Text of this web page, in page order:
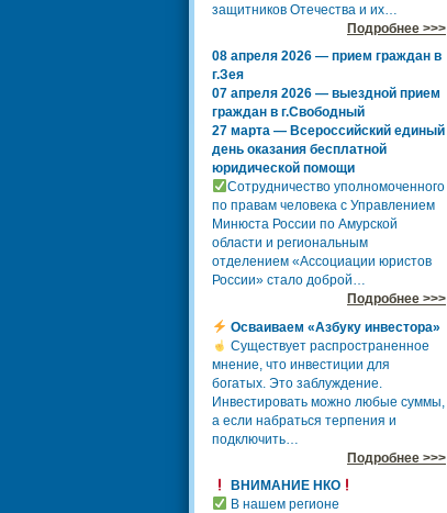
защитников Отечества и их…
Подробнее >>>
08 апреля 2026 — прием граждан в
г.Зея
07 апреля 2026 — выездной прием
граждан в г.Свободный
27 марта — Всероссийский единый
день оказания бесплатной
юридической помощи
Сотрудничество уполномоченного
по правам человека с Управлением
Минюста России по Амурской
области и региональным
отделением «Ассоциации юристов
России» стало доброй…
Подробнее >>>
Осваиваем «Азбуку инвестора»
Существует распространенное
мнение, что инвестиции для
богатых. Это заблуждение.
Инвестировать можно любые суммы,
а если набраться терпения и
подключить…
Подробнее >>>
ВНИМАНИЕ НКО
В нашем регионе